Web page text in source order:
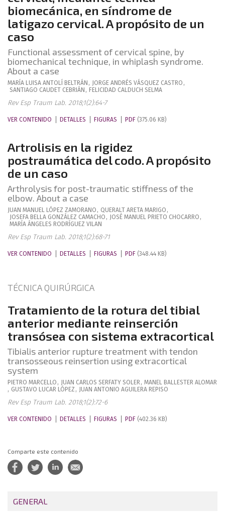
biomecánica, en síndrome de
latigazo cervical. A propósito de un
caso
Functional assessment of cervical spine, by
biomechanical technique, in whiplash syndrome.
About a case
MARÍA LUISA ANTOLÍ BELTRÁN , JORGE ANDRÉS VÁSQUEZ CASTRO ,
SANTIAGO CAUDET CEBRIÁN , FELICIDAD CALDUCH SELMA
Rev Esp Traum Lab. 2018;1(2):64-7
VER CONTENIDO DETALLES FIGURAS PDF (375.06 KB)
Artrolisis en la rigidez
postraumática del codo. A propósito
de un caso
Arthrolysis for post-traumatic stiffness of the
elbow. About a case
JUAN MANUEL LÓPEZ ZAMORANO , QUERALT ARETA MARIGO ,
JOSEFA BELLA GONZÁLEZ CAMACHO , JOSÉ MANUEL PRIETO CHOCARRO ,
MARÍA ÁNGELES RODRÍGUEZ VILAN
Rev Esp Traum Lab. 2018;1(2):68-71
VER CONTENIDO DETALLES FIGURAS PDF (348.44 KB)
TÉCNICA QUIRÚRGICA
Tratamiento de la rotura del tibial
anterior mediante reinserción
transósea con sistema extracortical
Tibialis anterior rupture treatment with tendon
transosseous reinsertion using extracortical
system
PIETRO MARCELLO , JUAN CARLOS SERFATY SOLER, MANEL BALLESTER ALOMAR
, GUSTAVO LUCAR LÓPEZ , JUAN ANTONIO AGUILERA REPISO
Rev Esp Traum Lab. 2018;1(2):72-6
VER CONTENIDO DETALLES FIGURAS PDF (402.36 KB)
Comparte este contenido
GENERAL